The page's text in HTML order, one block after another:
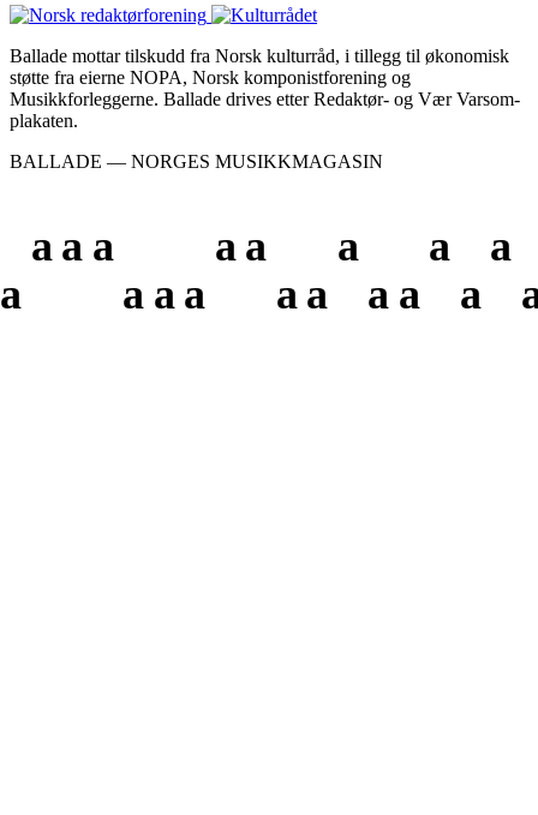
Ballade mottar tilskudd fra Norsk kulturråd, i tillegg til økonomisk
støtte fra eierne NOPA, Norsk komponistforening og
Musikkforleggerne. Ballade drives etter Redaktør- og Vær Varsom-
plakaten.
BALLADE — NORGES MUSIKKMAGASIN
a
a